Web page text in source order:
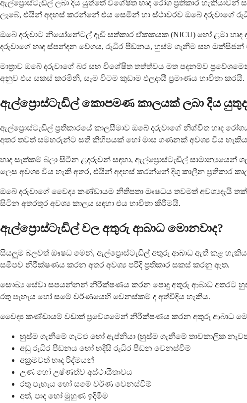
ඇල්ප්‍රොස්ටැඩිල් ලබා දිය යුත්තේ විශේෂිත හෘද රෝග ප්‍රතිකාර
ලැබේ, එයින් අදහස් කරන්නේ එය සෙමින් හා ස්ථාවරව ඔබේ දරුවාගේ
ඔබේ දරුවාට නියෝනේටල් දැඩි සත්කාර ඒකකයක (NICU) හෝ ළමා
දරුවාගේ හෘද ස්පන්දන වේගය, රුධිර පීඩනය, හුස්ම ගැනීම සහ
මාත්‍රාව ඔබේ දරුවාගේ බර සහ විශේෂිත තත්ත්වය මත පදනම්ව
අනුව එය සකස් කරමිනි, සෑම විටම කුඩාම ඵලදායී ප්‍රමාණය භාවිතා කරයි.
ඇල්ප්‍රොස්ටැඩිල් කොපමණ කාලයක් ලබා දිය
ඇල්ප්‍රොස්ටැඩිල් ප්‍රතිකාරයේ කාලසීමාව ඔබේ දරුවාගේ නිශ්චිත හෘද
අතර තවත් සමහරුන්ට සති කිහිපයක් හෝ මාස ගණනක් අවශ්‍ය විය
හෘද සැත්කම් බලා සිටින ළදරුවන් සඳහා, ඇල්ප්‍රොස්ටැඩිල්
ලෙස අවශ්‍ය විය හැකි අතර, එයින් අදහස් කරන්නේ දිගු කාලීන ප්‍රතිකාර
ඔබේ දරුවාගේ වෛද්‍ය කණ්ඩායම නිතිපතා ඖෂධය තවමත් අවශ්‍යදැයි
සිටින අතරතුර අවශ්‍ය කාලය සඳහා එය භාවිතා කිරීමයි.
ඇල්ප්‍රොස්ටැඩිල් වල අතුරු ආබාධ මොනවාද?
සියලුම බලවත් ඖෂධ මෙන්, ඇල්ප්‍රොස්ටැඩිල් අතුරු ආබාධ ඇති කළ හැකිය,
සමීපව නිරීක්ෂණය කරන අතර අවශ්‍ය පරිදි ප්‍රතිකාර සකස් කරනු ඇත.
සෞඛ්‍ය සේවා සපයන්නන් නිරීක්ෂණය කරන පොදු අතුරු ආබාධ අතරට
රතු පැහැය හෝ සමේ වර්ණයෙහි වෙනස්කම් ද අත්විඳිය හැකිය.
වෛද්‍ය කණ්ඩායම් වඩාත් ප්‍රවේශමෙන් නිරීක්ෂණය කරන අතුරු ආබාධ
හුස්ම ගැනීමේ ගැටළු හෝ ඇප්නියා (හුස්ම ගැනීමේ තාවකාලික
අඩු රුධිර පීඩනය හෝ හදිසි රුධිර පීඩන වෙනස්වීම්
අක්‍රමවත් හෘද රිද්මයන්
උණ හෝ උෂ්ණත්ව අස්ථායීතාවය
රතු පැහැය හෝ සමේ වර්ණ වෙනස්වීම්
අත්, පාද හෝ මුහුණ ඉදිමීම